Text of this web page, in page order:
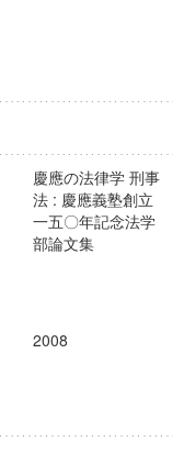
慶應の法律学 刑事
法 : 慶應義塾創立
一五〇年記念法学
部論文集
2008